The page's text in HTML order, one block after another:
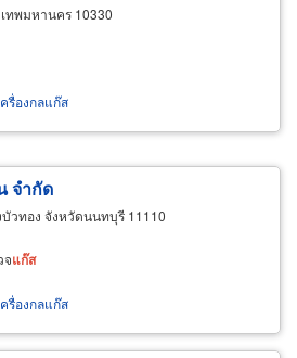
ทพมหานคร 10330
รื่องกลแก๊ส
จำกัด
วทอง จังหวัดนนทบุรี 11110
จแก๊ส
รื่องกลแก๊ส